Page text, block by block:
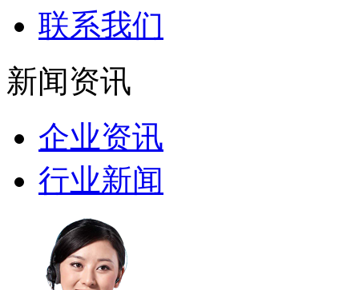
联系我们
新闻资讯
企业资讯
行业新闻